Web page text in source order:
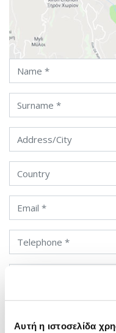
Αυτή η ιστοσελίδα
Check-in
Check-out